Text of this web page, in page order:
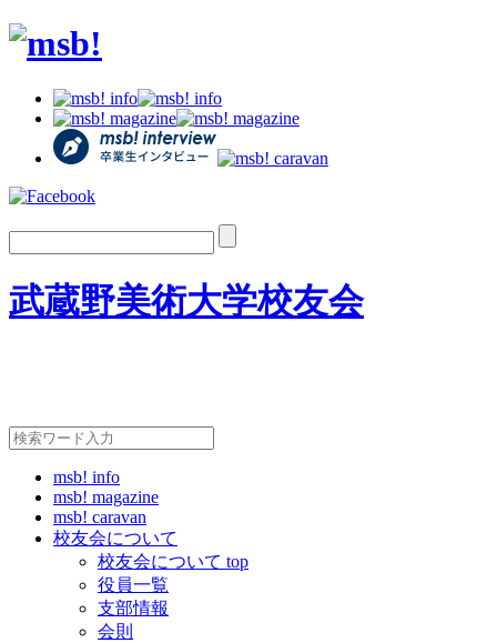
武蔵野美術大学校友会
msb! info
msb! magazine
msb! caravan
校友会について
校友会について top
役員一覧
支部情報
会則